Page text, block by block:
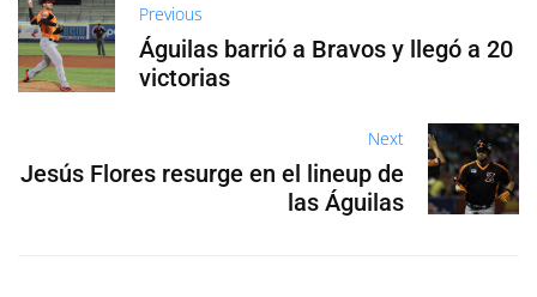
Previous
Águilas barrió a Bravos y llegó a 20
victorias
Next
Jesús Flores resurge en el lineup de
las Águilas